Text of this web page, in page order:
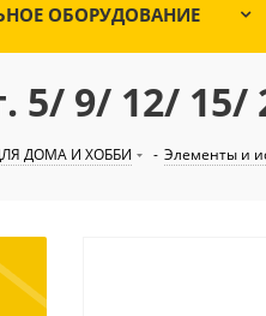
ОБОРУДОВАНИЕ
5/ 9/ 12/ 15/
ДОМА И ХОББИ - Элементы и